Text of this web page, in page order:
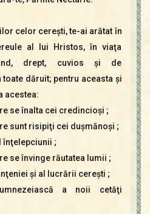
celor cereşti, te-ai arătat în
al lui Hristos, în viaţa
drept, cuvios şi de
toate dăruit; pentru aceasta şi
acestea:
se înalta cei credincioşi ;
sunt risipiţi cei duşmănoşi ;
înţelepciunii ;
se învinge răutatea lumii ;
şi al lucrării cereşti ;
a noii cetăţi